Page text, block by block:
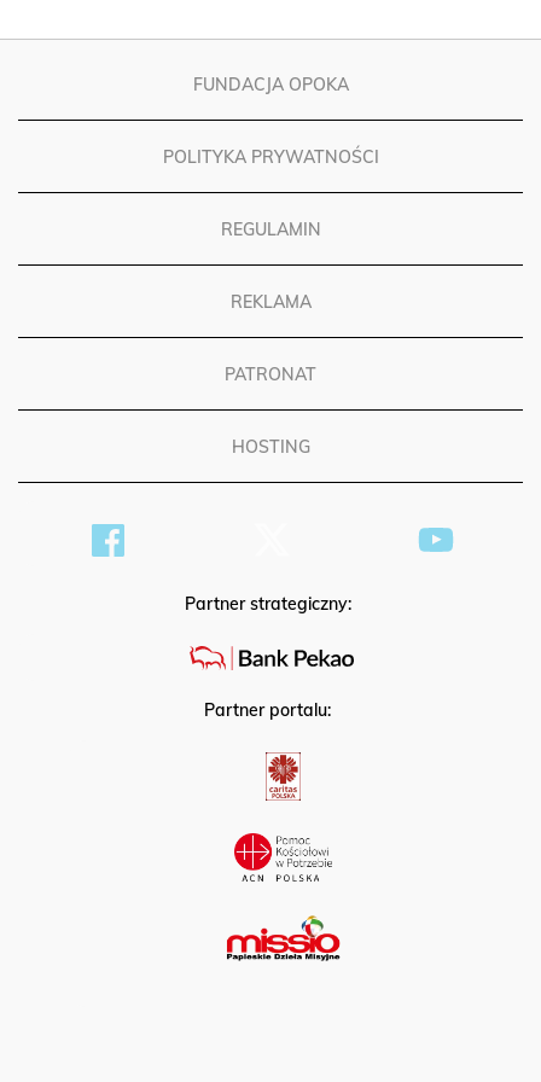
FUNDACJA OPOKA
POLITYKA PRYWATNOŚCI
REGULAMIN
REKLAMA
PATRONAT
HOSTING
Partner strategiczny:
Partner portalu: